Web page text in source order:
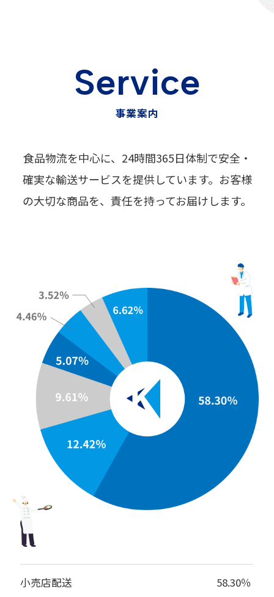
Service
事業案内
食品物流を中心に、24時間365日体制で安全・
確実な輸送サービスを提供しています。お客様
の大切な商品を、責任を持ってお届けします。
小売店配送 58.30％